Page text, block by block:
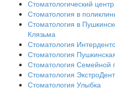
Стоматологический
Стоматология в
Стоматология в
Клязьма
Стоматология
Стоматология
Стоматология Семейной
Стоматология
Стоматология Улыбка